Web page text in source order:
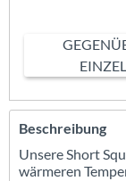
Beschreibung
Unsere Short
wärmeren